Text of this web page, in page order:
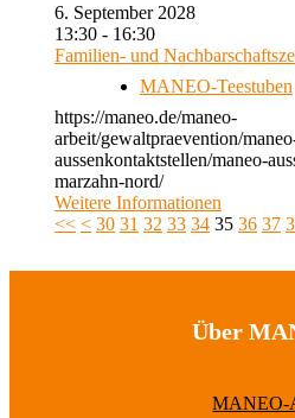
6. September 2028
13:30 - 16:30
Familien- und
MANEO-Teestuben
https://maneo.de/maneo-
arbeit/gewaltpraevention/
aussenkontaktstellen/maneo-
marzahn-nord/
Weitere Informationen
<< < 30 31 32 33 34 35 36 37
Über
MANEO-